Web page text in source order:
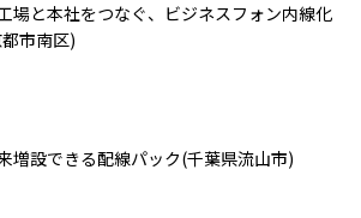
場と本社をつなぐ、ビジネスフォン内線化
市南区)
増設できる配線パック(千葉県流山市)